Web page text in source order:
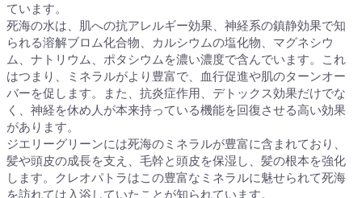
ています。
死海の水は、肌への抗アレルギー効果、神経系の鎮静効果で知
られる溶解ブロム化合物、カルシウムの塩化物、マグネシウ
ム、ナトリウム、ポタシウムを濃い濃度で含んでいます。これ
はつまり、ミネラルがより豊富で、血行促進や肌のターンオー
バーを促します。また、抗炎症作用、デトックス効果だけでな
く、神経を休め人が本来持っている機能を回復させる高い効果
があります。
ジエリーグリーンには死海のミネラルが豊富に含まれており、
髪や頭皮の成長を支え、毛幹と頭皮を保湿し、髪の根本を強化
します。クレオパトラはこの豊富なミネラルに魅せられて死海
を訪れては入浴していたことが知られています。